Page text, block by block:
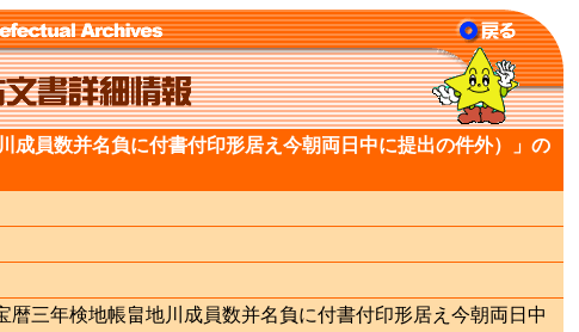
成員数并名負に付書付印形居え今朝両日中に提出の件外）」の
暦三年検地帳畠地川成員数并名負に付書付印形居え今朝両日中